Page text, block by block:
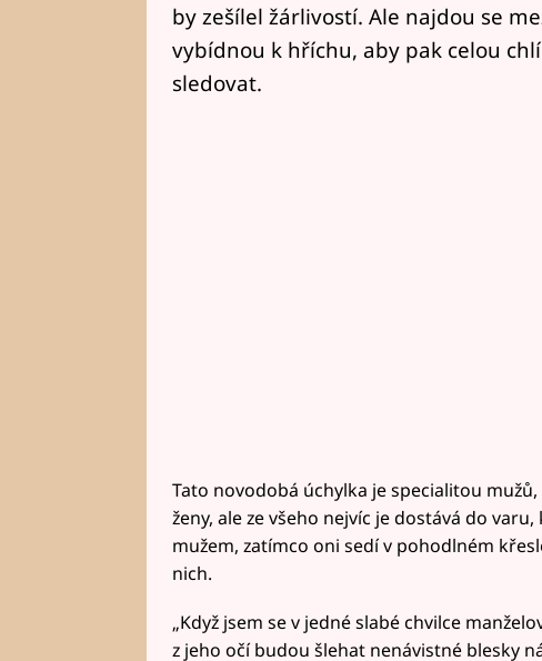
by zešílel žárlivostí. Ale najdou se
vybídnou k hříchu, aby pak celou
sledovat.
Tato novodobá úchylka je specialitou
ženy, ale ze všeho nejvíc je dostává do
mužem, zatímco oni sedí v pohodlném
nich.
„Když jsem se v jedné slabé chvilce
z jeho očí budou šlehat nenávistné blesky